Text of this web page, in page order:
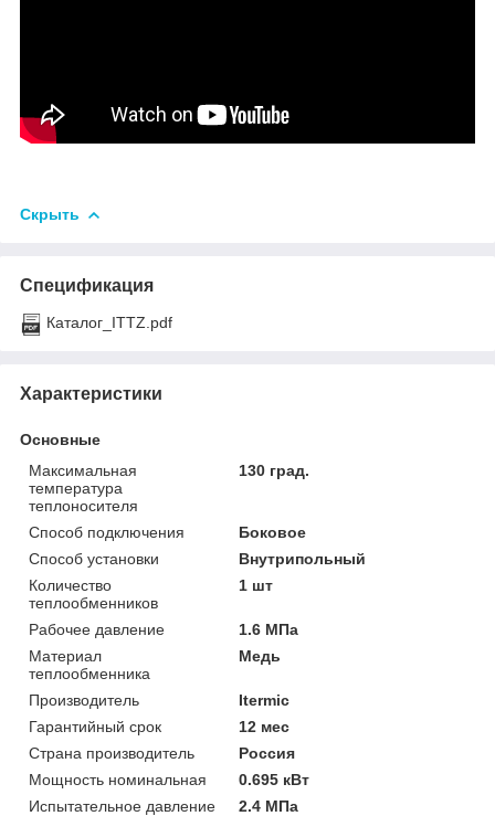
Скрыть
Спецификация
Каталог_ITTZ.pdf
Характеристики
Основные
Максимальная
температура
теплоносителя
130 град.
Способ подключения
Боковое
Способ установки
Внутрипольный
Количество
теплообменников
1 шт
Рабочее давление
1.6 МПа
Материал
теплообменника
Медь
Производитель
Itermic
Гарантийный срок
12 мес
Страна производитель
Россия
Мощность номинальная
0.695 кВт
Испытательное давление
2.4 МПа